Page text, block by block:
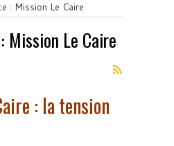
: Mission Le Caire
Mission Le Caire
: la tension